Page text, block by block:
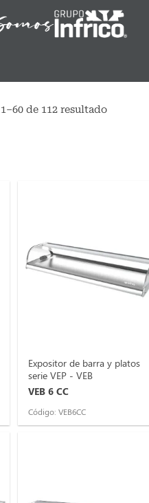
de 112 resultado
Expositor de barra y platos
serie VEP - VEB
VEB 6 CC
Código: VEB6CC